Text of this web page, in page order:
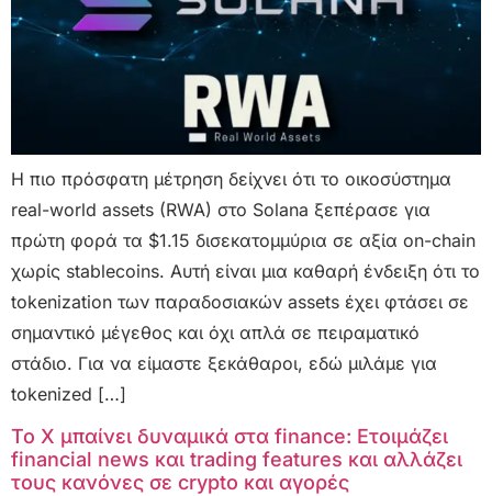
Η πιο πρόσφατη μέτρηση δείχνει ότι το οικοσύστημα
real-world assets (RWA) στο Solana ξεπέρασε για
πρώτη φορά τα $1.15 δισεκατομμύρια σε αξία on-chain
χωρίς stablecoins. Αυτή είναι μια καθαρή ένδειξη ότι το
tokenization των παραδοσιακών assets έχει φτάσει σε
σημαντικό μέγεθος και όχι απλά σε πειραματικό
στάδιο. Για να είμαστε ξεκάθαροι, εδώ μιλάμε για
tokenized […]
Το X μπαίνει δυναμικά στα finance: Ετοιμάζει
financial news και trading features και αλλάζει
τους κανόνες σε crypto και αγορές